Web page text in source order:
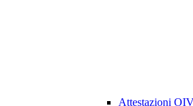
Attestazioni